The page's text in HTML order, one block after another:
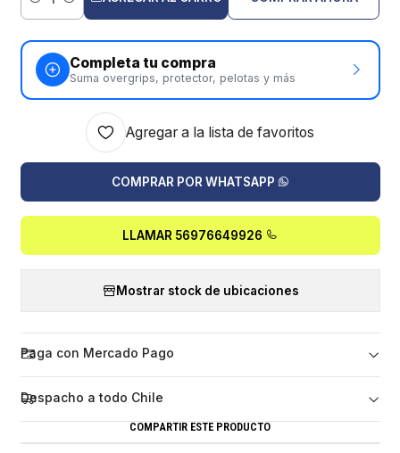
Cantidad
Completa tu compra
Suma overgrips, protector, pelotas y más
Agregar a la lista de favoritos
COMPRAR POR WHATSAPP
LLAMAR 56976649926
Mostrar stock de ubicaciones
Paga con Mercado Pago
Despacho a todo Chile
COMPARTIR ESTE PRODUCTO